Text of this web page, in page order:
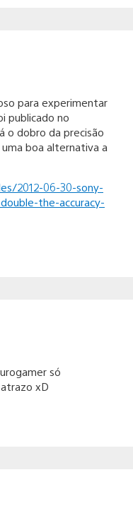
para experimentar
publicado no
o dobro da precisão
boa alternativa a
2012-06-30-sony-
the-accuracy-
só
xD